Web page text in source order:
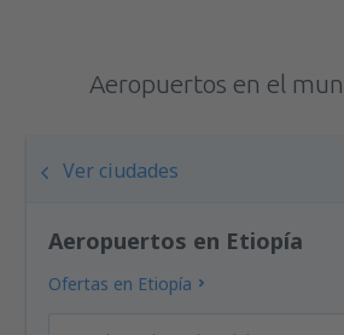
Aeropuertos en el
Ver ciudades
Aeropuertos en Etiopía
Ofertas en Etiopía